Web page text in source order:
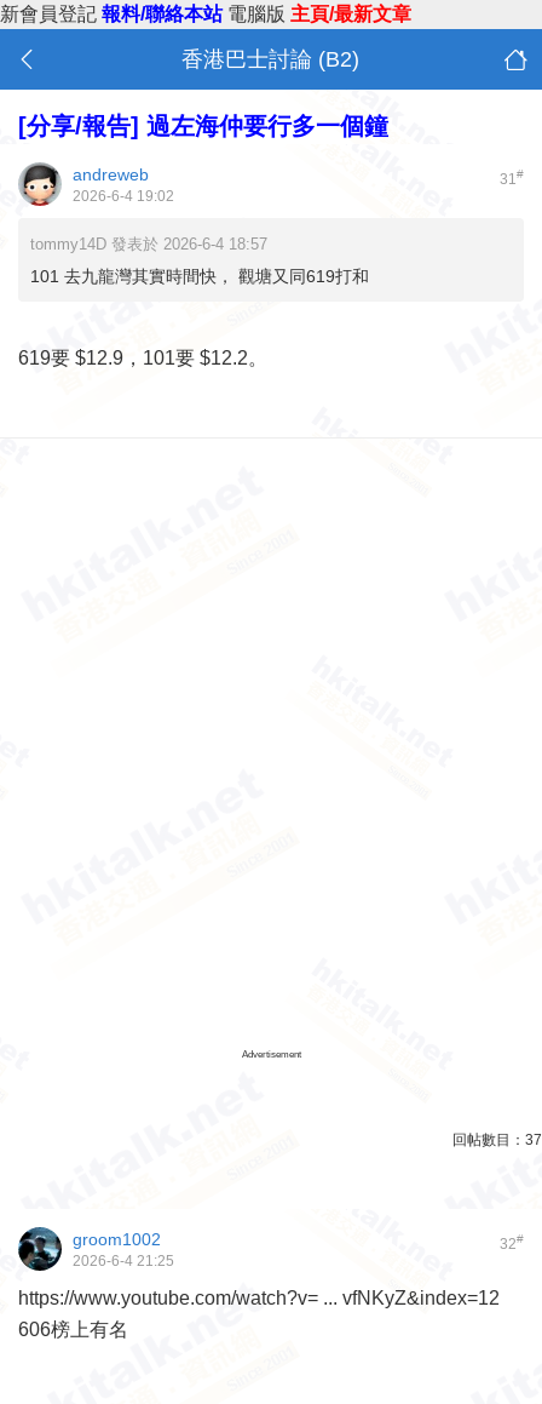
新會員登記 報料/聯絡本站 電腦版 主頁/最新文章
香港巴士討論 (B2)
[分享/報告] 過左海仲要行多一個鐘
31#
andreweb
2026-6-4 19:02
tommy14D 發表於 2026-6-4 18:57
101 去九龍灣其實時間快， 觀塘又同619打和
619要 $12.9，101要 $12.2。
Advertisement
回帖數目： 37
32#
groom1002
2026-6-4 21:25
https://www.youtube.com/watch?v= ... vfNKyZ&index=12
606榜上有名